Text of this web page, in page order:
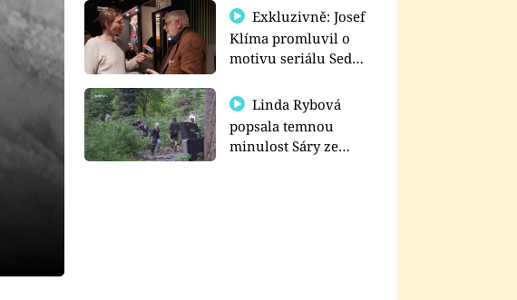
prima+
Exkluzivně: Josef
Klíma promluvil o
motivu seriálu Sedm
Linda Rybová
popsala temnou
minulost Sáry ze